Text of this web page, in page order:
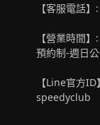
【客服電話
【營業時間
預約制-週日
【Line官方
speedyclub